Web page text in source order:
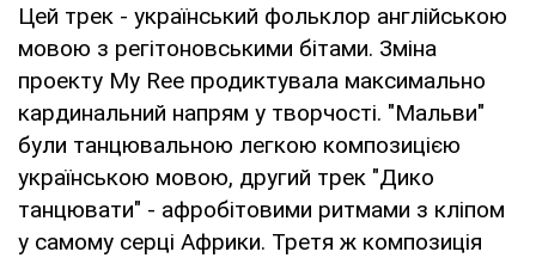
Цей трек - український фольклор англійською
мовою з регітоновськими бітами. Зміна
проекту My Ree продиктувала максимально
кардинальний напрям у творчості. "Мальви"
були танцювальною легкою композицією
українською мовою, другий трек "Дико
танцювати" - афробітовими ритмами з кліпом
у самому серці Африки. Третя ж композиція